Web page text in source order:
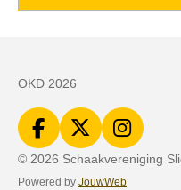
OKD 2026
F
a
c
X
I
n
s
© 2026 Schaakvereniging
Powered by JouwWeb